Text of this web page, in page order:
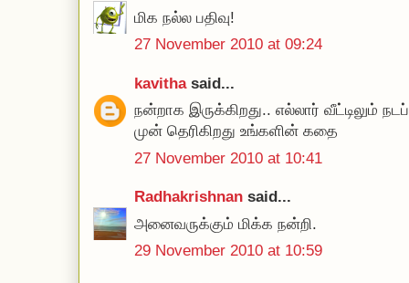
மிக நல்ல பதிவு!
27 November 2010 at 09:24
kavithasaid...
நன்றாக இருக்கிறது.. எல்லார் வீட்டிலும்
முன் தெரிகிறது உங்களின் கதை
27 November 2010 at 10:41
Radhakrishnan said...
அனைவருக்கும் மிக்க நன்றி.
29 November 2010 at 10:59